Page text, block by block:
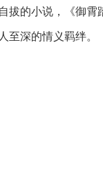
的小说，《御霄
至深的情义羁绊。